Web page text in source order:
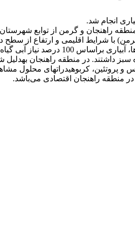
انجام شد.
شاهرود در دو منطقه راهنجان و گرمن از
با شرایط اقلیمی و ارتفاع از سطح
در منطقه راهنجان به­دلیل
منطقه راهنجان اقتصادی می‌باشد.